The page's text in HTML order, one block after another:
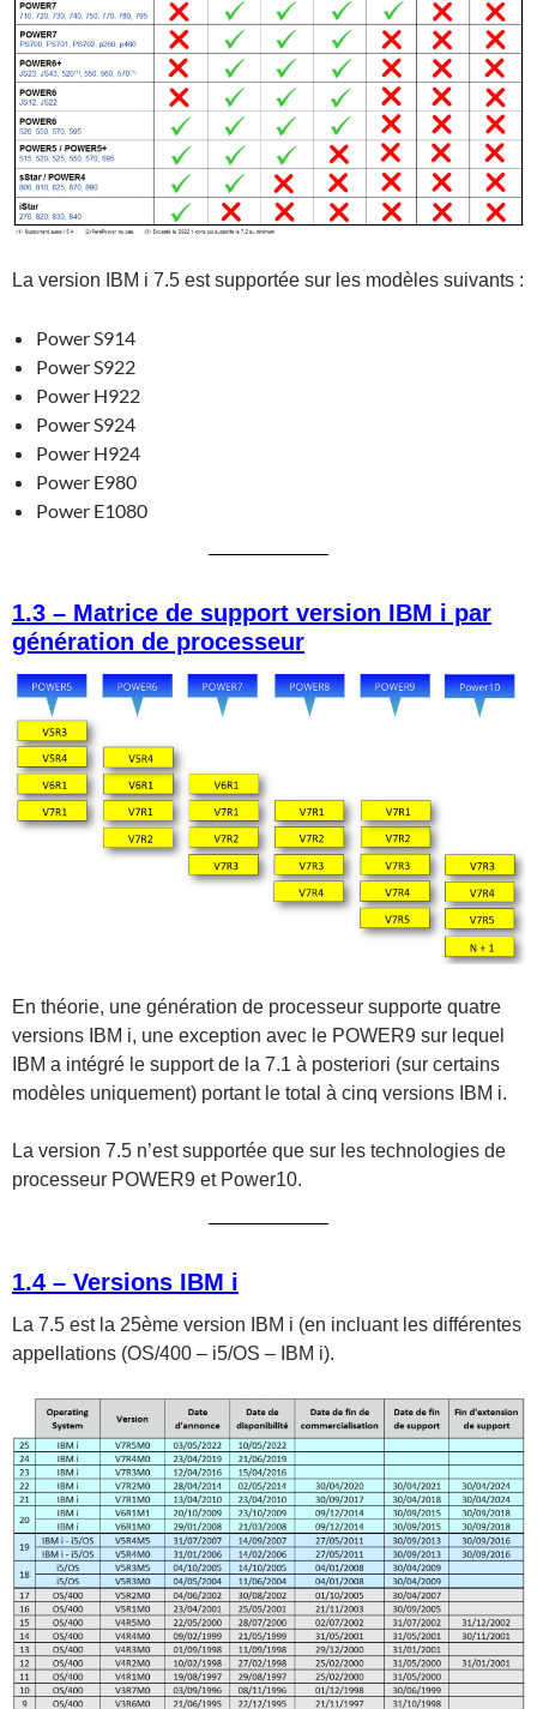
La version IBM i 7.5 est supportée sur les modèles suivants :
Power S914
Power S922
Power H922
Power S924
Power H924
Power E980
Power E1080
1.3 – Matrice de support version IBM i par
génération de processeur
En théorie, une génération de processeur supporte quatre
versions IBM i, une exception avec le POWER9 sur lequel
IBM a intégré le support de la 7.1 à posteriori (sur certains
modèles uniquement) portant le total à cinq versions IBM i.
La version 7.5 n’est supportée que sur les technologies de
processeur POWER9 et Power10.
1.4 – Versions IBM i
La 7.5 est la 25ème version IBM i (en incluant les différentes
appellations (OS/400 – i5/OS – IBM i).